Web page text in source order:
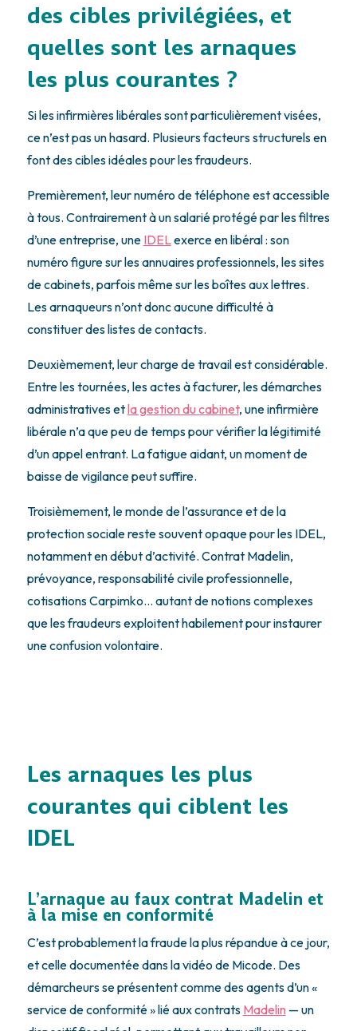
des cibles privilégiées, et
quelles sont les arnaques
les plus courantes ?
Si les infirmières libérales sont particulièrement visées,
ce n’est pas un hasard. Plusieurs facteurs structurels en
font des cibles idéales pour les fraudeurs.
Premièrement, leur numéro de téléphone est accessible
à tous. Contrairement à un salarié protégé par les filtres
d’une entreprise, une IDELexerce en libéral : son
numéro figure sur les annuaires professionnels, les sites
de cabinets, parfois même sur les boîtes aux lettres.
Les arnaqueurs n’ont donc aucune difficulté à
constituer des listes de contacts.
Deuxièmement, leur charge de travail est considérable.
Entre les tournées, les actes à facturer, les démarches
administratives etla gestion du cabinet, une infirmière
libérale n’a que peu de temps pour vérifier la légitimité
d’un appel entrant. La fatigue aidant, un moment de
baisse de vigilance peut suffire.
Troisièmement, le monde de l’assurance et de la
protection sociale reste souvent opaque pour les IDEL,
notamment en début d’activité. Contrat Madelin,
prévoyance, responsabilité civile professionnelle,
cotisations Carpimko… autant de notions complexes
que les fraudeurs exploitent habilement pour instaurer
une confusion volontaire.
Les arnaques les plus
courantes qui ciblent les
IDEL
L’arnaque au faux contrat Madelin et
à la mise en conformité
C’est probablement la fraude la plus répandue à ce jour,
et celle documentée dans la vidéo de Micode. Des
démarcheurs se présentent comme des agents d’un «
service de conformité » lié aux contrats Madelin — un